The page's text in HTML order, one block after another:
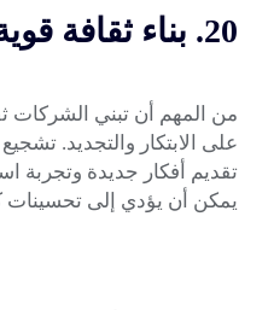
20. بناء ثقافة قوية للابتكار
من المهم أن تبني الشركات
على الابتكار والتجديد.
تقديم أفكار جديدة وتجربة
يمكن أن يؤدي إلى تحسينات